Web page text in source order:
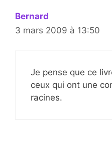
Bernard
3 mars 2009 à 13:50
Je pense que ce
ceux qui ont une
racines.